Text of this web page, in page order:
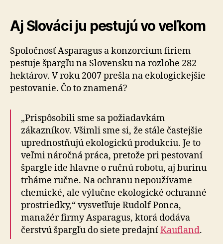
Aj Slováci ju pestujú vo veľkom
Spoločnosť Asparagus a konzorcium firiem
pestuje špargľu na Slovensku na rozlohe 282
hektárov. V roku 2007 prešla na ekologickejšie
pestovanie. Čo to znamená?
„Prispôsobili sme sa požiadavkám
zákazníkov. Všimli sme si, že stále častejšie
uprednostňujú ekologickú produkciu. Je to
veľmi náročná práca, pretože pri pestovaní
špargle ide hlavne o ručnú robotu, aj burinu
trháme ručne. Na ochranu nepoužívame
chemické, ale výlučne ekologické ochranné
prostriedky,“ vysvetľuje Rudolf Ponca,
manažér firmy Asparagus, ktorá dodáva
čerstvú špargľu do siete predajníKaufland.